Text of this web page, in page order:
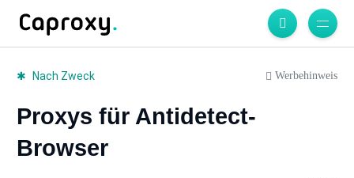
Nach Zweck Werbehinweis
Proxys für Antidetect-
Browser